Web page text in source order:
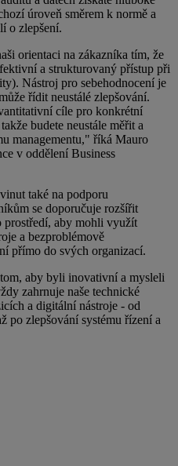
úroveň směrem k normě a
o zlepšení.
orientaci na zákazníka tím, že
a strukturovaný přístup při
Nástroj pro sebehodnocení je
řídit neustálé zlepšování.
cíle pro konkrétní
budete neustále měřit a
managementu," říká Mauro
v oddělení Business
také na podporu
se doporučuje rozšířit
prostředí, aby mohli využít
a bezproblémově
přímo do svých organizací.
aby byli inovativní a mysleli
zahrnuje naše technické
a digitální nástroje - od
po zlepšování systému řízení a